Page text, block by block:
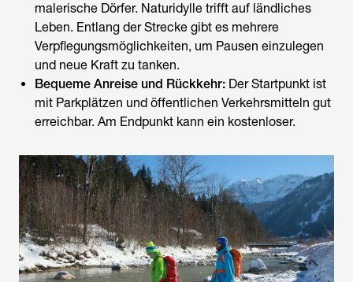
malerische Dörfer. Naturidylle trifft auf ländliches
Leben. Entlang der Strecke gibt es mehrere
Verpflegungsmöglichkeiten, um Pausen einzulegen
und neue Kraft zu tanken.
Bequeme Anreise und Rückkehr: Der Startpunkt ist
mit Parkplätzen und öffentlichen Verkehrsmitteln gut
erreichbar. Am Endpunkt kann ein kostenloser.